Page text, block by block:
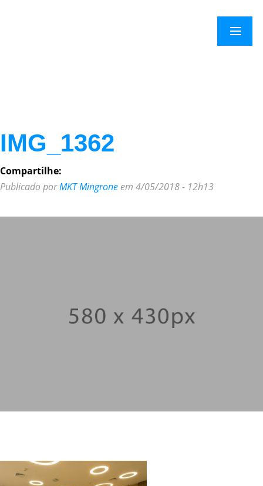
×
Menu
IMG_1362
Compartilhe:
Publicado porMKT Mingrone em 4/05/2018 - 12h13